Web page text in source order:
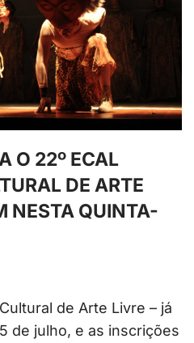
O 22º ECAL
DE ARTE
NESTA QUINTA-
de Arte Livre – já
de julho, e as inscrições